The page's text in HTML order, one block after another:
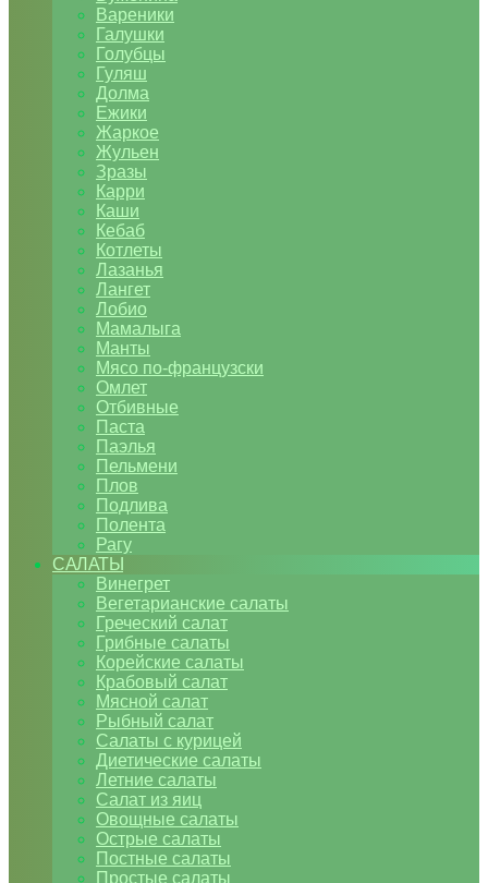
Вареники
Галушки
Голубцы
Гуляш
Долма
Ежики
Жаркое
Жульен
Зразы
Карри
Каши
Кебаб
Котлеты
Лазанья
Лангет
Лобио
Мамалыга
Манты
Мясо по-французски
Омлет
Отбивные
Паста
Паэлья
Пельмени
Плов
Подлива
Полента
Рагу
САЛАТЫ
Винегрет
Вегетарианские салаты
Греческий салат
Грибные салаты
Корейские салаты
Крабовый салат
Мясной салат
Рыбный салат
Салаты с курицей
Диетические салаты
Летние салаты
Салат из яиц
Овощные салаты
Острые салаты
Постные салаты
Простые салаты